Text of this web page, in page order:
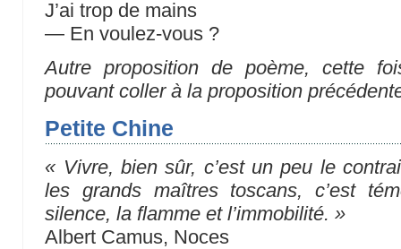
J’ai trop de mains
— En voulez-vous ?
Autre proposition de poème, cette
pouvant coller à la proposition
Petite Chine
« Vivre, bien sûr, c’est un peu le
les grands maîtres toscans, c’est
silence, la flamme et l’immobilité. »
Albert Camus, Noces